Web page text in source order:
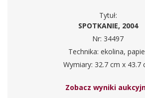
Tytuł:
SPOTKANIE, 2004
Nr: 34497
Technika: ekolina,
Wymiary: 32.7 cm x 43.7
Zobacz wyniki